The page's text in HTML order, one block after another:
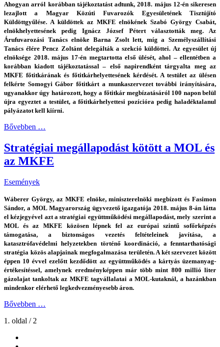
Ahogyan arról korábban tájékoztatást adtunk, 2018. május 12-én sikeresen
lezajlott a Magyar Közúti Fuvarozók Egyesületének Tisztújító
Küldöttgyűlése. A küldöttek az MKFE elnökének Szabó György Csabát,
elnökhelyettesének pedig Ignácz József Pétert választották meg. Az
Árufuvarozási Tanács elnöke Barna Zsolt lett, míg a Személyszállítási
Tanács élére Pencz Zoltánt delegálták a szekció küldöttei. Az egyesület új
elnöksége 2018. május 17-én megtartotta első ülését, ahol – ellentétben a
korábban kiadott tájékoztatással – első napirendként tárgyalta meg az
MKFE főtitkárának és főtitkárhelyettesének kérdését. A testület az ülésen
felkérte Somogyi Gábor főtitkárt a munkaszervezet további irányítására,
ugyanakkor úgy határozott, hogy a főtitkár megbízatásáról 100 napon belül
újra egyeztet a testület, a főtitkárhelyettesi pozícióra pedig haladéktalanul
pályázatot kell kiírni.
Bővebben …
Stratégiai megállapodást kötött a MOL és
az MKFE
Események
Wáberer György, az MKFE elnöke, miniszterelnöki megbízott és Fasimon
Sándor, a MOL Magyarország ügyvezető igazgatója 2018. május 8-án látta
el kézjegyével azt a stratégiai együttműködési megállapodást, mely szerint a
MOL és az MKFE közösen lépnek fel az európai szintű sofőrképzés
támogatása, a biztonságos vezetés feltételeinek javítása, a
katasztrófavédelmi helyzetekben történő koordináció, a fenntarthatósági
stratégia közös alapjainak megfogalmazása területén. A két szervezet között
éppen 10 évvel ezelőtt kezdődött az együttműködés a kártyás üzemanyag-
értékesítéssel, amelynek eredményképpen már több mint 800 millió liter
gázolajat tankoltak az MKFE tagvállalatai a MOL-kutaknál, a hazánkban
mindenkor elérhető legkedvezményesebb áron.
Bővebben …
1. oldal / 2